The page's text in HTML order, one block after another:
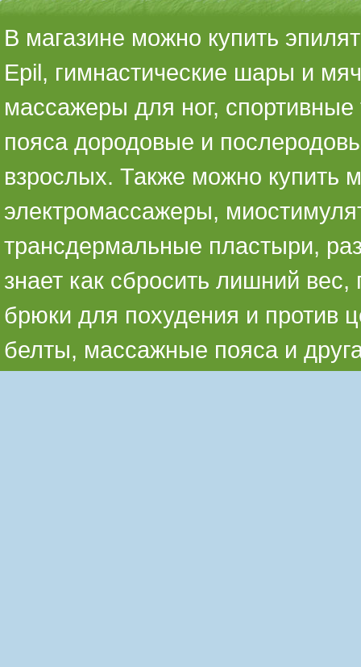
В магазине можно купить
Epil, гимнастические шары и
массажеры для ног,
пояса дородовые и
взрослых. Также можно купить
электромассажеры,
трансдермальные пластыри,
знает как сбросить лишний
брюки для похудения и против
белты, массажные пояса и